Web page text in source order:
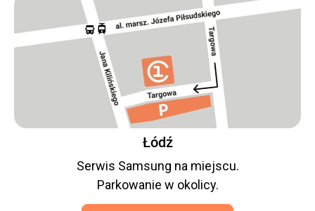
Łódź
Serwis Samsung na miejscu.
Parkowanie w okolicy.